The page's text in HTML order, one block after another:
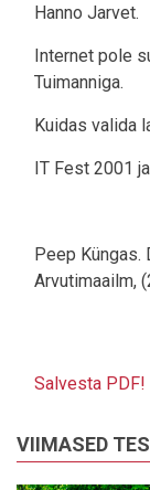
Hanno Jarvet.
Internet pole
Tuimanniga.
Kuidas valida
IT Fest 2001
Peep Küngas.
Arvutimaailm,
Salvesta PDF!
VIIMASED